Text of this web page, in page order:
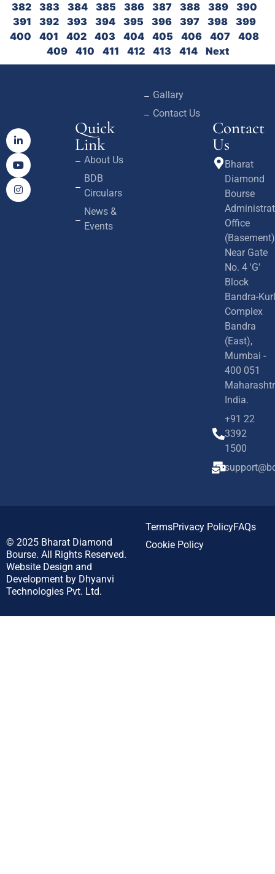
382
383 384 385 386 387 388 389
390
391
392 393 394 395 396 397 398
399
400
401 402 403 404 405 406 407
408
409
410 411 412 413 414 Next
Quick
Link
About Us
BDB
Circulars
News &
Events
Gallary
Contact Us
Contact
Us
Bharat
Diamond
Bourse
Office
(Basement)
Near Gate
No. 4 'G'
Block
Bandra-
Complex
Bandra
(East),
Mumbai -
400 051
India.
+91 22
3392
1500
© 2025 Bharat Diamond
Bourse. All Rights Reserved.
Website Design and
Development by Dhyanvi
Technologies Pvt. Ltd.
TermsPrivacy PolicyFAQs
Cookie Policy